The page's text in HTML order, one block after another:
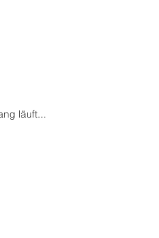
läuft...